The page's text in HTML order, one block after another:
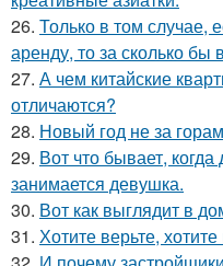
26. Только в том случае,
аренду, то за сколько бы
27. А чем китайские
отличаются?
28. Новый год не за
29. Вот что бывает,
занимается девушка.
30. Вот как выглядит в
31. Хотите верьте,